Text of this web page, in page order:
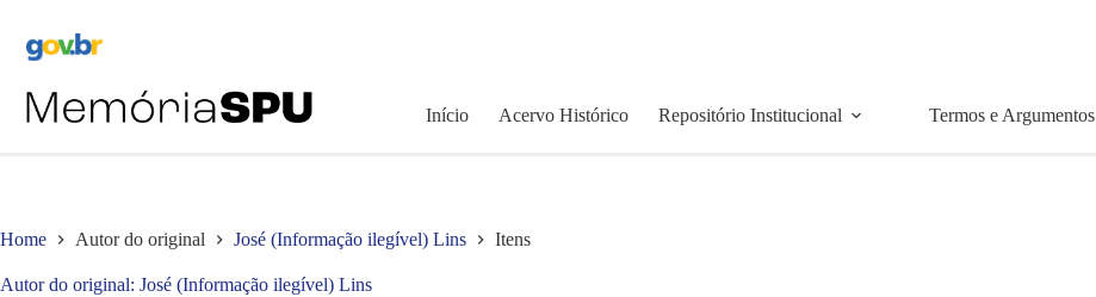
Início Acervo Histórico Repositório Institucional Termos e Argumentos
Home Autor do original José (Informação ilegível) Lins Itens
Autor do original José (Informação ilegível) Lins